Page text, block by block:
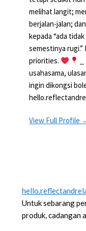
melihat langit;
berjalan-jalan;
kepada “ada
semestinya
priorities.
usahasama,
ingin dikongsi
View Full Profile
Untuk sebarang
produk, cadangan